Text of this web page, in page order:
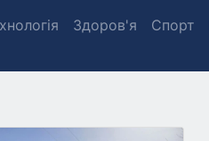
Здоров'я Спорт